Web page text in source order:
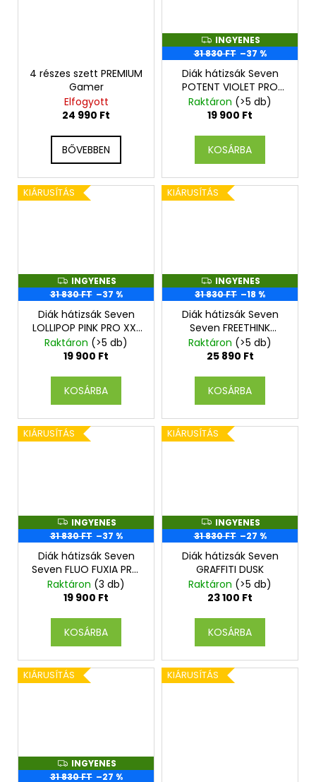
4 részes szett PREMIUM
Gamer
Elfogyott
24 990 Ft
BŐVEBBEN
I
N
G
Y
E
N
E
S
INGYENES
31 830 FT –37 %
Diák hátizsák Seven
POTENT VIOLET PRO
XXL + Fülhallgató
Raktáron (>5 db)
19 900 Ft
KOSÁRBA
KIÁRUSÍTÁS
I
N
G
Y
E
N
E
S
INGYENES
31 830 FT –37 %
Diák hátizsák Seven
LOLLIPOP PINK PRO XXL
+ Fülhallgató
Raktáron (>5 db)
19 900 Ft
KOSÁRBA
KIÁRUSÍTÁS
I
N
G
Y
E
N
E
S
INGYENES
31 830 FT –18 %
Diák hátizsák Seven
Seven FREETHINK
CHIFFON
Raktáron (>5 db)
25 890 Ft
KOSÁRBA
KIÁRUSÍTÁS
I
N
G
Y
E
N
E
S
INGYENES
31 830 FT –37 %
Diák hátizsák Seven
Seven FLUO FUXIA PRO
XXL + Fülhallgató
Raktáron (3 db)
19 900 Ft
KOSÁRBA
KIÁRUSÍTÁS
I
N
G
Y
E
N
E
S
INGYENES
31 830 FT –27 %
Diák hátizsák Seven
GRAFFITI DUSK
Raktáron (>5 db)
23 100 Ft
KOSÁRBA
KIÁRUSÍTÁS
I
N
INGYENES
31 830 FT –27 %
KIÁRUSÍTÁS